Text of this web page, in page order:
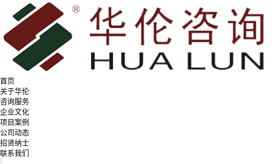
首页
关于华伦
咨询服务
企业文化
项目案例
公司动态
招贤纳士
联系我们